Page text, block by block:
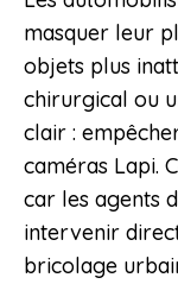
masquer leur
objets plus
chirurgical ou
clair :
caméras Lapi.
car les agents
intervenir
bricolage